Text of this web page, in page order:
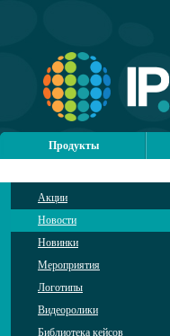
Продукты
Акции
Новости
Новинки
Мероприятия
Логотипы
Видеоролики
Библиотека кейсов